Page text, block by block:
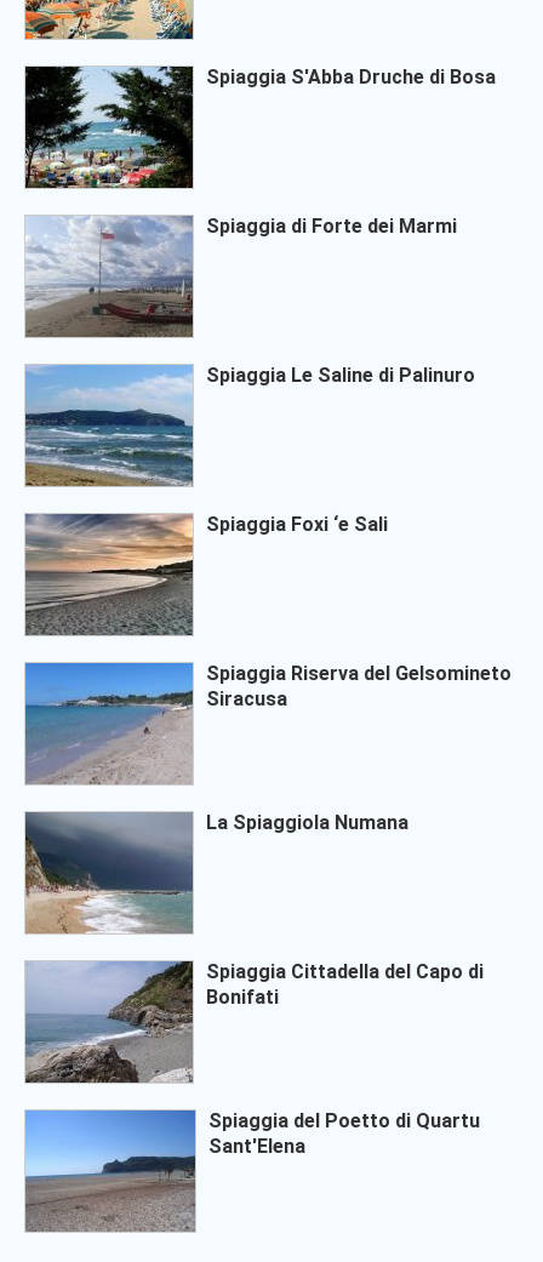
Spiaggia S'Abba Druche di Bosa
Spiaggia di Forte dei Marmi
Spiaggia Le Saline di Palinuro
Spiaggia Foxi ‘e Sali
Spiaggia Riserva del Gelsomineto
Siracusa
La Spiaggiola Numana
Spiaggia Cittadella del Capo di
Bonifati
Spiaggia del Poetto di Quartu
Sant'Elena